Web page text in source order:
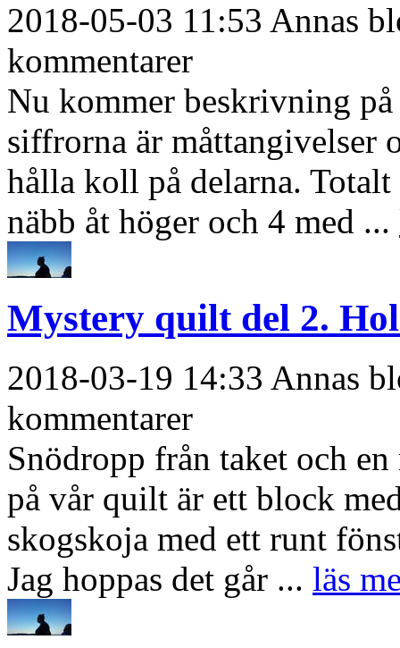
2018-05-03 11:53 Annas
kommentarer
Nu kommer beskrivning
siffrorna är måttangivelser
hålla koll på delarna.
näbb åt höger och 4 med ...
Mystery quilt del 2.
2018-03-19 14:33 Annas
kommentarer
Snödropp från taket och
på vår quilt är ett block
skogskoja med ett runt
Jag hoppas det går ... läs